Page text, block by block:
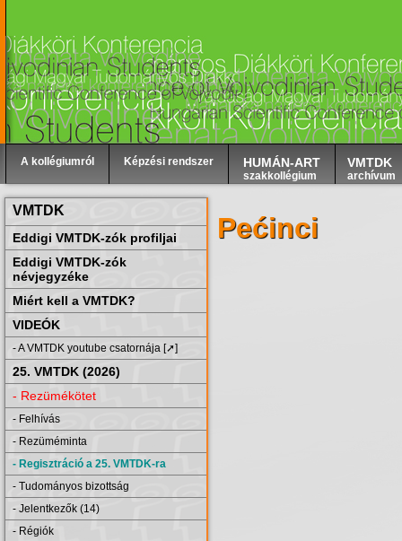
A kollégiumról Képzési rendszer HUMÁN-ART
szakkollégium
VMTDK
archívum
VMTDK
Eddigi VMTDK-zók profiljai
Eddigi VMTDK-zók
névjegyzéke
Miért kell a VMTDK?
VIDEÓK
- A VMTDK youtube csatornája [➚]
25. VMTDK (2026)
- Rezümékötet
- Felhívás
- Rezüméminta
- Regisztráció a 25. VMTDK-ra
- Tudományos bizottság
- Jelentkezők (14)
- Régiók
Pećinci